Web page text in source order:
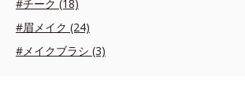
#チーク (18)
#眉メイク (24)
#メイクブラシ (3)